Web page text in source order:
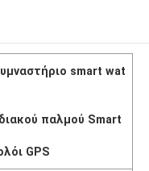
smart wat
παλμού Smart
GPS